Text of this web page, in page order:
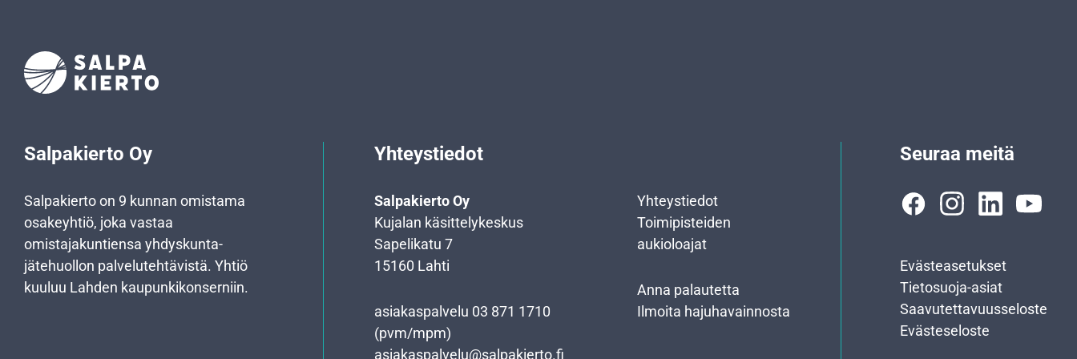
Salpakierto Oy
Salpakierto on 9 kunnan omistama
osakeyhtiö, joka vastaa
omistajakuntiensa yhdyskunta­
jätehuollon palvelutehtävistä. Yhtiö
kuuluu Lahden kaupunkikonserniin.
Yhteystiedot
Salpakierto Oy
Kujalan käsittelykeskus
Sapelikatu 7
15160 Lahti
asiakaspalvelu 03 871 1710
(pvm/mpm)
asiakaspalvelu@salpakierto.fi
Yhteystiedot
Toimipisteiden
aukioloajat
Anna palautetta
Ilmoita hajuhavainnosta
Seuraa meitä
Evästeasetukset
Tietosuoja-asiat
Saavutettavuusseloste
Evästeseloste